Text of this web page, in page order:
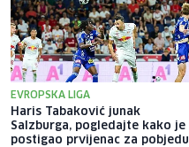
EVROPSKA LIGA
Haris Tabaković junak
Salzburga, pogledajte kako je
postigao prvijenac za pobjedu